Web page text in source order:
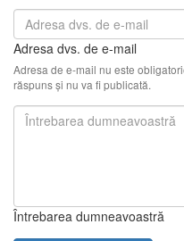
Adresa dvs. de e-mail
Adresa de e-mail nu este
răspuns și nu va fi publicată.
Întrebarea dumneavoastră